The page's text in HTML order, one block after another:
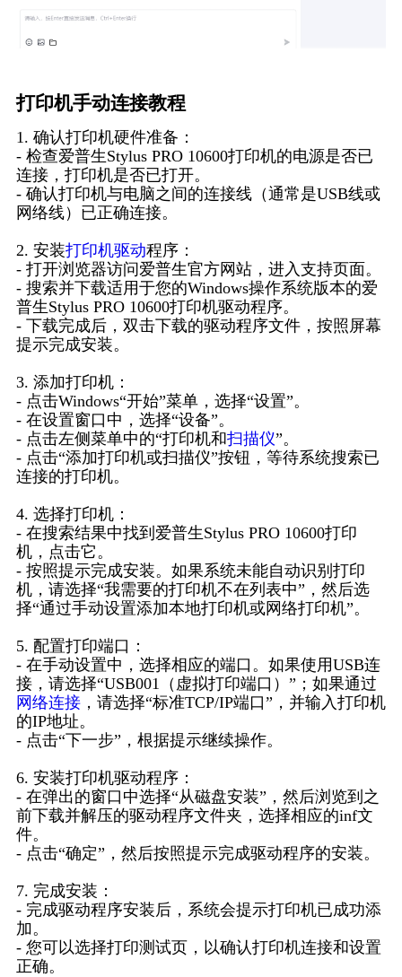
打印机手动连接教程
1. 确认打印机硬件准备：
- 检查爱普生Stylus PRO 10600打印机的电源是否已
连接，打印机是否已打开。
- 确认打印机与电脑之间的连接线（通常是USB线或
网络线）已正确连接。
2. 安装打印机驱动程序：
- 打开浏览器访问爱普生官方网站，进入支持页面。
- 搜索并下载适用于您的Windows操作系统版本的爱
普生Stylus PRO 10600打印机驱动程序。
- 下载完成后，双击下载的驱动程序文件，按照屏幕
提示完成安装。
3. 添加打印机：
- 点击Windows“开始”菜单，选择“设置”。
- 在设置窗口中，选择“设备”。
- 点击左侧菜单中的“打印机和扫描仪”。
- 点击“添加打印机或扫描仪”按钮，等待系统搜索已
连接的打印机。
4. 选择打印机：
- 在搜索结果中找到爱普生Stylus PRO 10600打印
机，点击它。
- 按照提示完成安装。如果系统未能自动识别打印
机，请选择“我需要的打印机不在列表中”，然后选
择“通过手动设置添加本地打印机或网络打印机”。
5. 配置打印端口：
- 在手动设置中，选择相应的端口。如果使用USB连
接，请选择“USB001（虚拟打印端口）”；如果通过
网络连接，请选择“标准TCP/IP端口”，并输入打印机
的IP地址。
- 点击“下一步”，根据提示继续操作。
6. 安装打印机驱动程序：
- 在弹出的窗口中选择“从磁盘安装”，然后浏览到之
前下载并解压的驱动程序文件夹，选择相应的inf文
件。
- 点击“确定”，然后按照提示完成驱动程序的安装。
7. 完成安装：
- 完成驱动程序安装后，系统会提示打印机已成功添
加。
- 您可以选择打印测试页，以确认打印机连接和设置
正确。